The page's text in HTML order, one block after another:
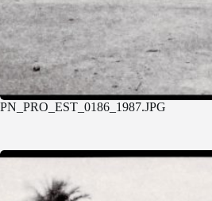
PN_PRO_EST_0186_1987.JPG